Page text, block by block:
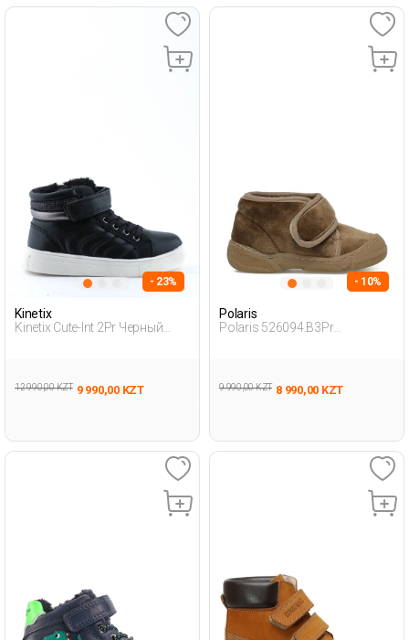
- 23%
Kinetix
Kinetix Cute-Int 2Pr Черный
12 990,00 KZT 9 990,00 KZT
- 10%
Polaris
Polaris 526094.B3Pr
9 990,00 KZT 8 990,00 KZT